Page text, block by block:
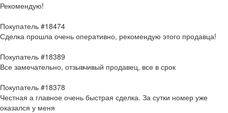
Рекомендую!
Покупатель #18474
Сделка прошла очень оперативно, рекомендую этого продавца!
Покупатель #18389
Все замечательно, отзывчивый продавец, все в срок
Покупатель #18378
Честная а главное очень быстрая сделка. За сутки номер уже
оказался у меня